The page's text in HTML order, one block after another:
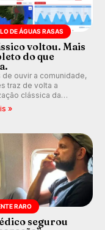
DE ÁGUAS RASAS
voltou. Mais
do que
de ouvir a comunidade,
traz de volta a
clássica da
de águas rasas,
até 16 dias.
»
RARO
segurou